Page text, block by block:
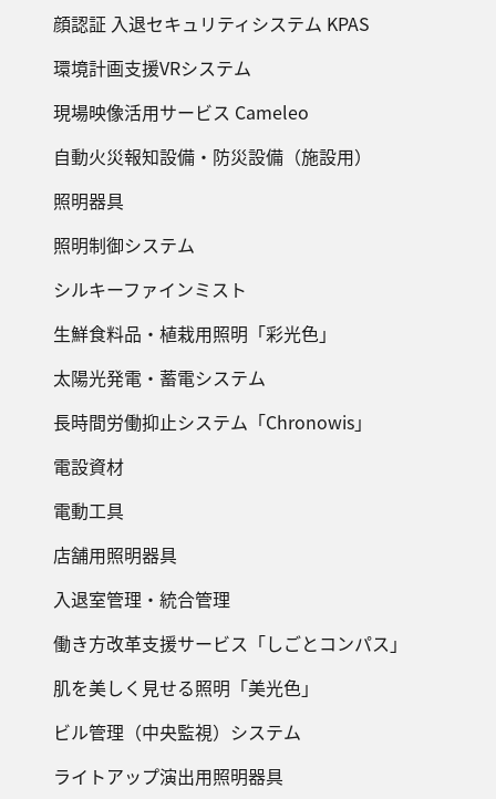
顔認証 入退セキュリティシステム KPAS
環境計画支援VRシステム
現場映像活用サービス Cameleo
自動火災報知設備・防災設備（施設用）
照明器具
照明制御システム
シルキーファインミスト
生鮮食料品・植栽用照明「彩光色」
太陽光発電・蓄電システム
長時間労働抑止システム「Chronowis」
電設資材
電動工具
店舗用照明器具
入退室管理・統合管理
働き方改革支援サービス「しごとコンパス」
肌を美しく見せる照明「美光色」
ビル管理（中央監視）システム
ライトアップ演出用照明器具